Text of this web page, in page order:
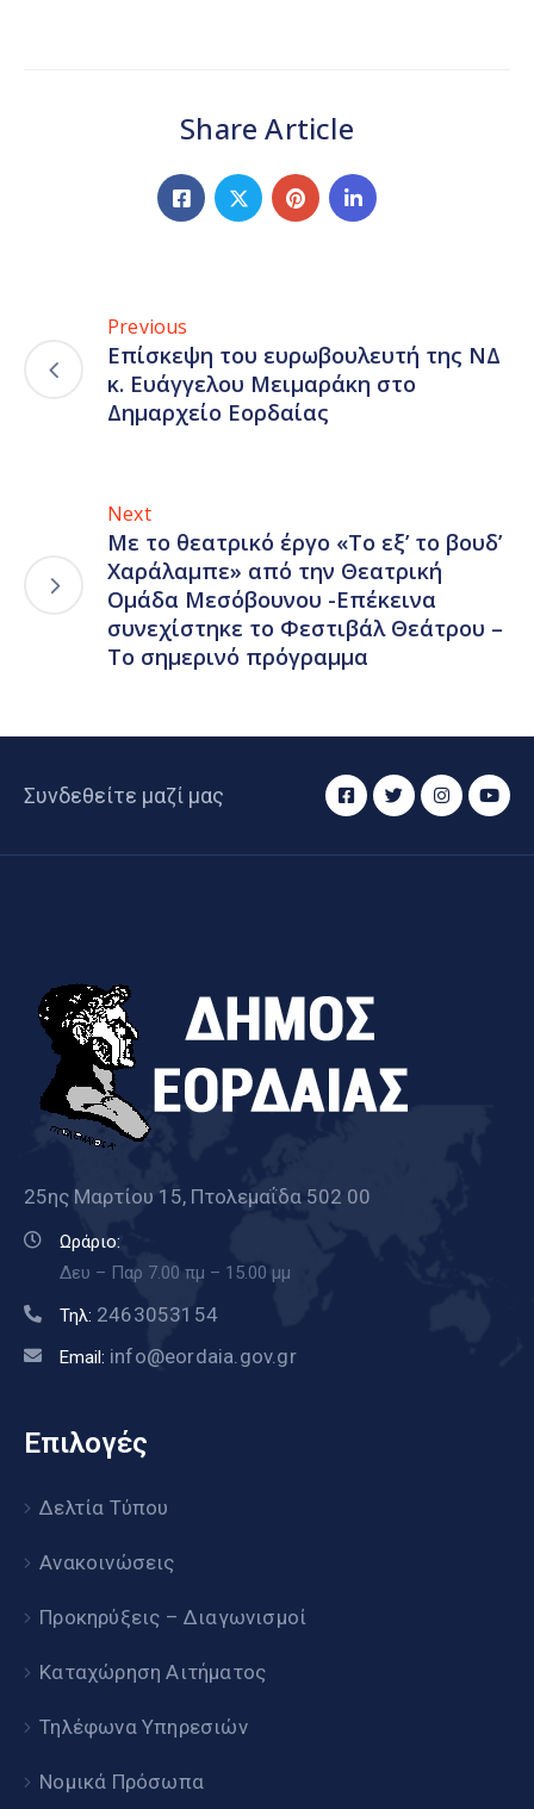
Share Article
Previous
Επίσκεψη του ευρωβουλευτή της ΝΔ
κ. Ευάγγελου Μειμαράκη στο
Δημαρχείο Εορδαίας
Next
Με το θεατρικό έργο «Το εξ’ το βουδ’
Χαράλαμπε» από την Θεατρική
Ομάδα Μεσόβουνου -Επέκεινα
συνεχίστηκε το Φεστιβάλ Θεάτρου –
Το σημερινό πρόγραμμα
Συνδεθείτε μαζί μας
25ης Μαρτίου 15, Πτολεμαΐδα 502 00
Ωράριο:
Δευ – Παρ 7.00 πμ – 15.00 μμ
Τηλ: 2463053154
Email: info@eordaia.gov.gr
Επιλογές
Δελτία Τύπου
Ανακοινώσεις
Προκηρύξεις – Διαγωνισμοί
Καταχώρηση Αιτήματος
Τηλέφωνα Υπηρεσιών
Νομικά Πρόσωπα